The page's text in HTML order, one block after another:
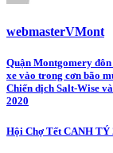
webmasterVMont
Post
navigation
Quận Montgomery
xe vào trong cơn bão
Chiến dịch Salt-Wise
2020
Hội Chợ Tết CANH TÝ